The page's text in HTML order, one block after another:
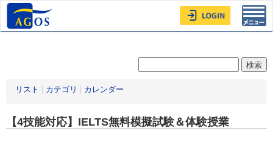
リスト カテゴリ カレンダー
【4技能対応】IELTS無料模擬試験＆体験授業